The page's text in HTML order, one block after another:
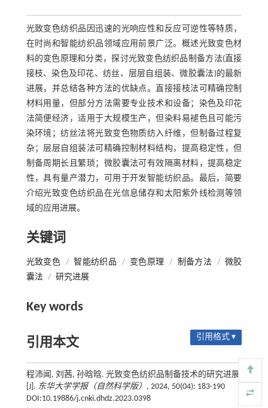
光致变色纺织品因迅速的光响应性和反应可逆性等特质，
在时尚和智能纺织品领域应用前景广泛。概述光致变色材
料的变色原理和分类，探讨光致变色纺织品制备方法(直接
接枝、染色及印花、纺丝、层层自组装、微胶囊法)的最新
进展，并总结各种方法的优缺点。直接接枝法可精确控制
材料用量，但部分方法需要专业技术和设备；染色及印花
法简便经济，适用于大规模生产，但染料易褪色且可能污
染环境；纺丝法将光致变色物质纺入纤维，但制备过程复
杂；层层自组装法可精确控制材料结构，提高稳定性，但
制备周期长且繁琐；微胶囊法可有效隔离材料，提高稳定
性，具有量产潜力，可用于开发智能纺织品。最后，简要
介绍光致变色纺织品在光信息储存和太阳紫外线检测等领
域的应用进展。
关键词
光致变色 / 智能纺织品 / 变色原理 / 制备方法 / 微胶
囊法 / 研究进展
Key words
引用本文 引用格式 ▾
程沛闻, 刘茜, 孙晗晗. 光致变色纺织品制备技术的研究进展
[J]. 东华大学学报（自然科学版） , 2024, 50(04): 183-190
DOI:10.19886/j.cnki.dhdz.2023.0398